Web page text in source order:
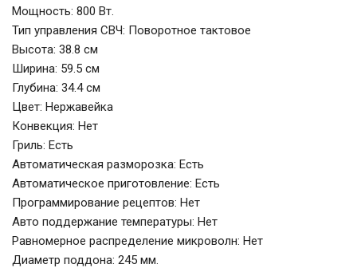
Мощность: 800 Вт.
Тип управления СВЧ: Поворотное тактовое
Высота: 38.8 см
Ширина: 59.5 см
Глубина: 34.4 см
Цвет: Нержавейка
Конвекция: Нет
Гриль: Есть
Автоматическая разморозка: Есть
Автоматическое приготовление: Есть
Программирование рецептов: Нет
Авто поддержание температуры: Нет
Равномерное распределение микроволн: Нет
Диаметр поддона: 245 мм.